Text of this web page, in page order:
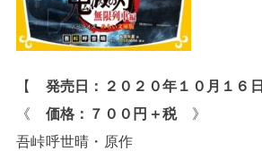
【 発売日：２０２０年１０月１６日
《 価格：７００円＋税》
吾峠呼世晴・原作